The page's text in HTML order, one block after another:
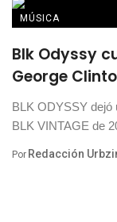
MÚSICA
Blk Odyssy
George
BLK ODYSSY dejó
BLK VINTAGE de
Por Redacción